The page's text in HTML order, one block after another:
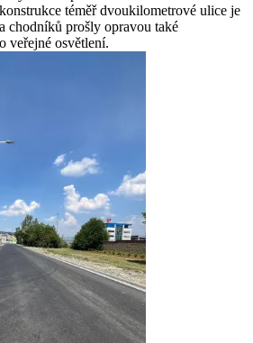
téměř dvoukilometrové ulice je
chodníků prošly opravou také
veřejné osvětlení.